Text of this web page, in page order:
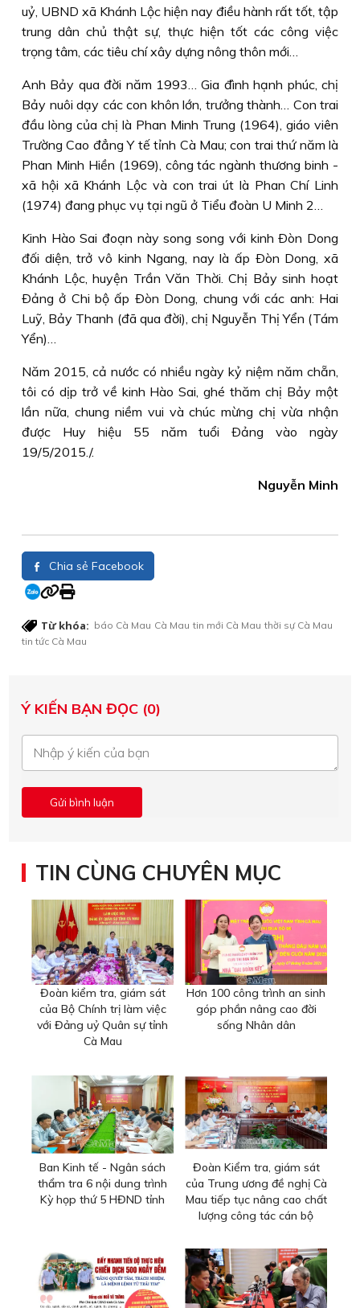
uỷ, UBND xã Khánh Lộc hiện nay điều hành rất tốt, tập
trung dân chủ thật sự, thực hiện tốt các công việc
trọng tâm, các tiêu chí xây dựng nông thôn mới…
Anh Bảy qua đời năm 1993… Gia đình hạnh phúc, chị
Bảy nuôi dạy các con khôn lớn, trưởng thành… Con trai
đầu lòng của chị là Phan Minh Trung (1964), giáo viên
Trường Cao đẳng Y tế tỉnh Cà Mau; con trai thứ năm là
Phan Minh Hiền (1969), công tác ngành thương binh -
xã hội xã Khánh Lộc và con trai út là Phan Chí Linh
(1974) đang phục vụ tại ngũ ở Tiểu đoàn U Minh 2…
Kinh Hào Sai đoạn này song song với kinh Ðòn Dong
đối diện, trở vô kinh Ngang, nay là ấp Ðòn Dong, xã
Khánh Lộc, huyện Trần Văn Thời. Chị Bảy sinh hoạt
Ðảng ở Chi bộ ấp Ðòn Dong, chung với các anh: Hai
Luỹ, Bảy Thanh (đã qua đời), chị Nguyễn Thị Yển (Tám
Yển)…
Năm 2015, cả nước có nhiều ngày kỷ niệm năm chẵn,
tôi có dịp trở về kinh Hào Sai, ghé thăm chị Bảy một
lần nữa, chung niềm vui và chúc mừng chị vừa nhận
được Huy hiệu 55 năm tuổi Ðảng vào ngày
19/5/2015./.
Nguyễn Minh
Chia sẻ Facebook
Từ khóa: báo Cà Mau Cà Mau tin mới Cà Mau thời sự Cà Mau
tin tức Cà Mau
Ý KIẾN BẠN ĐỌC (0)
TIN CÙNG CHUYÊN MỤC
Đoàn kiểm tra, giám sát
của Bộ Chính trị làm việc
với Đảng uỷ Quân sự tỉnh
Cà Mau
Hơn 100 công trình an sinh
góp phần nâng cao đời
sống Nhân dân
Ban Kinh tế - Ngân sách
thẩm tra 6 nội dung trình
Kỳ họp thứ 5 HĐND tỉnh
Đoàn Kiểm tra, giám sát
của Trung ương đề nghị Cà
Mau tiếp tục nâng cao chất
lượng công tác cán bộ